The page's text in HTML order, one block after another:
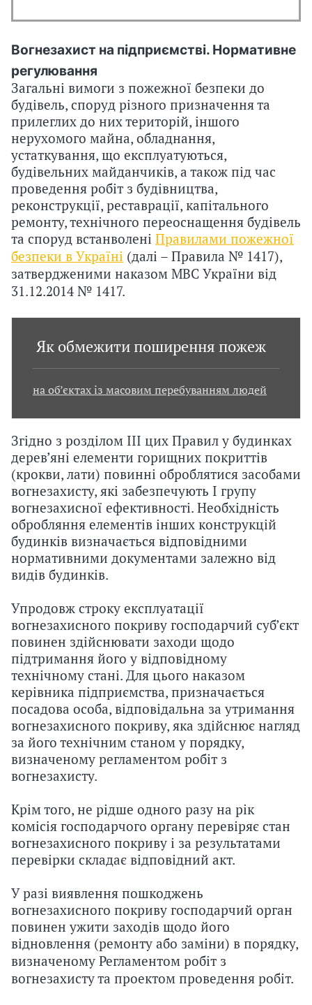
Вогнезахист на підприємстві. Нормативне
регулювання
Загальні вимоги з пожежної безпеки до
будівель, споруд різного призначення та
прилеглих до них територій, іншого
нерухомого майна, обладнання,
устаткування, що експлуатуються,
будівельних майданчиків, а також під час
проведення робіт з будівництва,
реконструкції, реставрації, капітального
ремонту, технічного переоснащення будівель
та споруд встанволені Правилами пожежної
безпеки в Україні (далі – Правила № 1417),
затвердженими наказом МВС України від
31.12.2014 № 1417.
Як обмежити поширення пожеж
на об’єктах із масовим перебуванням людей
Згідно з розділом ІІІ цих Правил у будинках
дерев’яні елементи горищних покриттів
(крокви, лати) повинні оброблятися засобами
вогнезахисту, які забезпечують І групу
вогнезахисної ефективності. Необхідність
обробляння елементів інших конструкцій
будинків визначається відповідними
нормативними документами залежно від
видів будинків.
Упродовж строку експлуатації
вогнезахисного покриву господарчий суб’єкт
повинен здійснювати заходи щодо
підтримання його у відповідному
технічному стані. Для цього наказом
керівника підприємства, призначається
посадова особа, відповідальна за утримання
вогнезахисного покриву, яка здійснює нагляд
за його технічним станом у порядку,
визначеному регламентом робіт з
вогнезахисту.
Крім того, не рідше одного разу на рік
комісія господарчого органу перевіряє стан
вогнезахисного покриву і за результатами
перевірки складає відповідний акт.
У разі виявлення пошкоджень
вогнезахисного покриву господарчий орган
повинен ужити заходів щодо його
відновлення (ремонту або заміни) в порядку,
визначеному Регламентом робіт з
вогнезахистута проектом проведення робіт.
й
н
й
о
р
ц